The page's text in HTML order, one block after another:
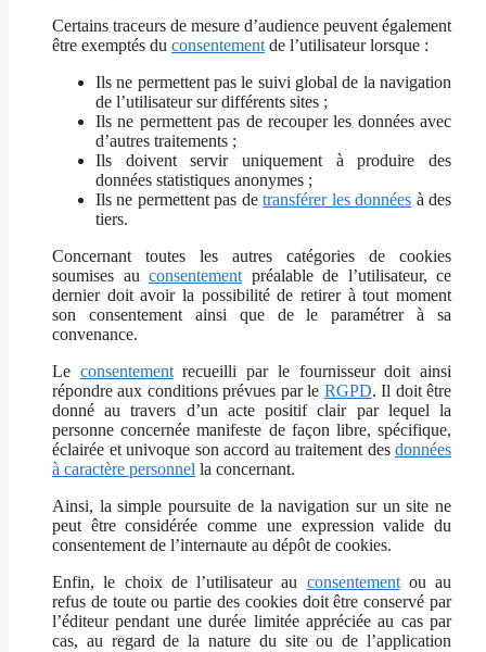
Certains traceurs de mesure d’audience peuvent également
être exemptés du consentement de l’utilisateur lorsque :
Ils ne permettent pas le suivi global de la navigation
de l’utilisateur sur différents sites ;
Ils ne permettent pas de recouper les données avec
d’autres traitements ;
Ils doivent servir uniquement à produire des
données statistiques anonymes ;
Ils ne permettent pas detransférer les données à des
tiers.
Concernant toutes les autres catégories de cookies
soumises au consentement préalable de l’utilisateur, ce
dernier doit avoir la possibilité de retirer à tout moment
son consentement ainsi que de le paramétrer à sa
convenance.
Le consentementrecueilli par le fournisseur doit ainsi
répondre aux conditions prévues par le RGPD. Il doit être
donné au travers d’un acte positif clair par lequel la
personne concernée manifeste de façon libre, spécifique,
éclairée et univoque son accord au traitement des données
à caractère personnel la concernant.
Ainsi, la simple poursuite de la navigation sur un site ne
peut être considérée comme une expression valide du
consentement de l’internaute au dépôt de cookies.
Enfin, le choix de l’utilisateur au consentementou au
refus de toute ou partie des cookies doit être conservé par
l’éditeur pendant une durée limitée appréciée au cas par
cas, au regard de la nature du site ou de l’application